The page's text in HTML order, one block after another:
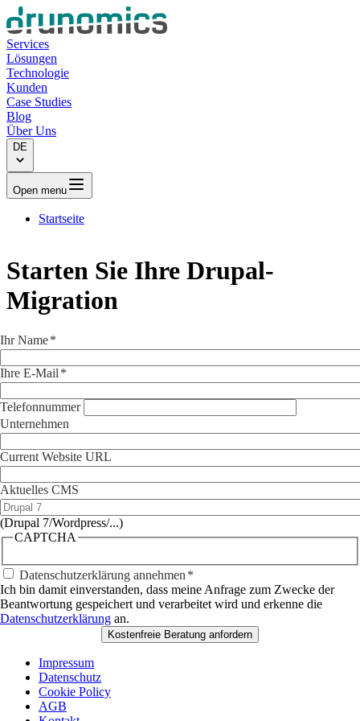
Services
Lösungen
Technologie
Kunden
Case Studies
Blog
Über Uns
DE
Open menu
Startseite
Starten Sie Ihre Drupal-
Migration
Ihr Name
Ihre E-Mail
Telefonnummer
Unternehmen
Current Website URL
Aktuelles CMS
(Drupal 7/Wordpress/...)
CAPTCHA
Datenschutzerklärung annehmen
Ich bin damit einverstanden, dass meine Anfrage zum Zwecke der
Beantwortung gespeichert und verarbeitet wird und erkenne die
Datenschutzerklärung an.
Impressum
Datenschutz
Cookie Policy
AGB